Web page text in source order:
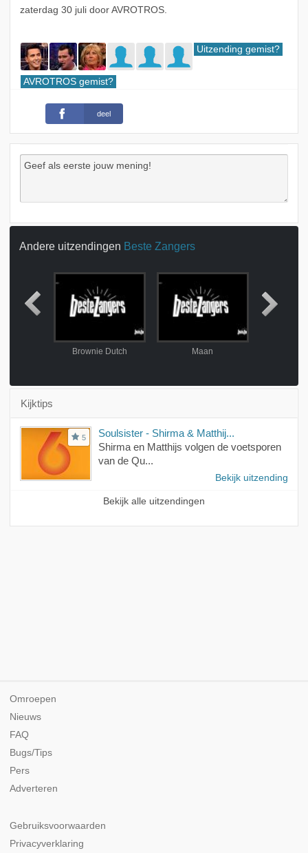
zaterdag 30 juli door AVROTROS.
Uitzending gemist?
AVROTROS gemist?
deel
Andere uitzendingen Beste Zangers
Brownie Dutch Maan
Kijktips
5
Soulsister - Shirma & Matthij...
Shirma en Matthijs volgen de voetsporen
van de Qu...
Bekijk uitzending
Bekijk alle uitzendingen
Omroepen
Nieuws
FAQ
Bugs/Tips
Pers
Adverteren
Gebruiksvoorwaarden
Privacyverklaring